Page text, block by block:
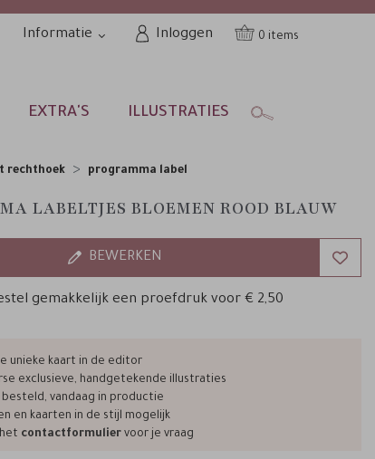
Informatie Inloggen 0
EXTRA'S ILLUSTRATIES
rechthoek programma label
LABELTJES BLOEMEN ROOD BLAUW
BEWERKEN
gemakkelijk een proefdruk voor€ 2,50
unieke kaart in de editor
exclusieve, handgetekende illustraties
besteld, vandaag in productie
en kaarten in de stijl mogelijk
contactformuliervoor je vraag